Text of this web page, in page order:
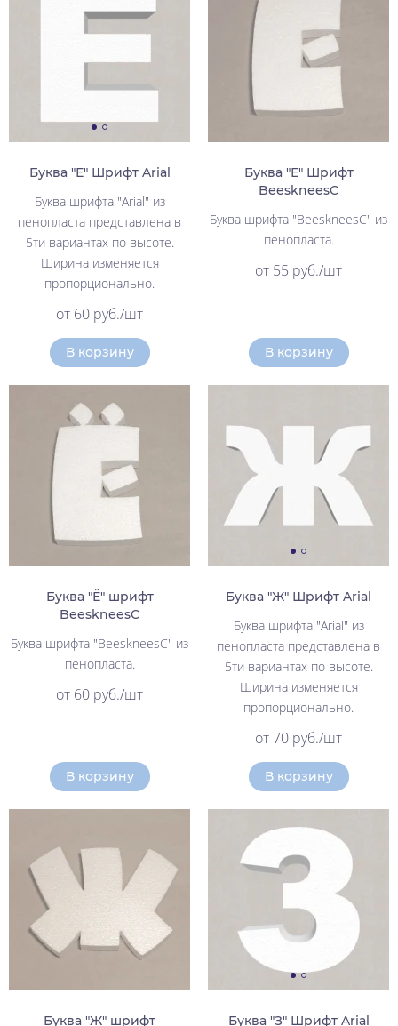
Буква "Е" Шрифт Arial
Буква шрифта "Arial" из
пенопласта представлена в
5ти вариантах по высоте.
Ширина изменяется
пропорционально.
от 60 руб./шт
В корзину
Буква "Е" Шрифт
BeeskneesC
Буква шрифта "BeeskneesC" из
пенопласта.
от 55 руб./шт
В корзину
Буква "Ё" шрифт
BeeskneesC
Буква шрифта "BeeskneesC" из
пенопласта.
от 60 руб./шт
В корзину
Буква "Ж" Шрифт Arial
Буква шрифта "Arial" из
пенопласта представлена в
5ти вариантах по высоте.
Ширина изменяется
пропорционально.
от 70 руб./шт
В корзину
Буква "Ж" шрифт Буква "З" Шрифт Arial